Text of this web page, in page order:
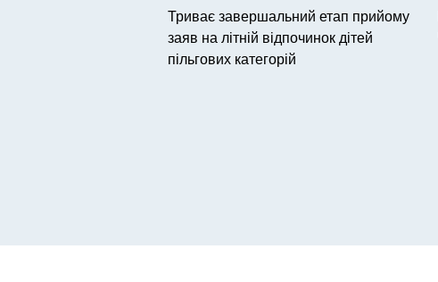
Триває завершальний етап прийому
заяв на літній відпочинок дітей
пільгових категорій